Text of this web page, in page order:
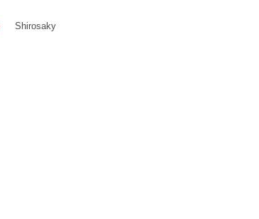
Shirosaky